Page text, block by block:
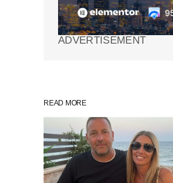
Your Name*
ADVERTISEMENT
READ MORE